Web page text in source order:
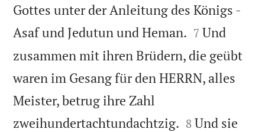
Gottes unter der Anleitung des Königs -
Asaf und Jedutun und Heman. 

7 Und
zusammen mit ihren Brüdern, die geübt
waren im Gesang für den HERRN, alles
Meister, betrug ihre Zahl
zweihundertachtundachtzig. 

8 Und sie